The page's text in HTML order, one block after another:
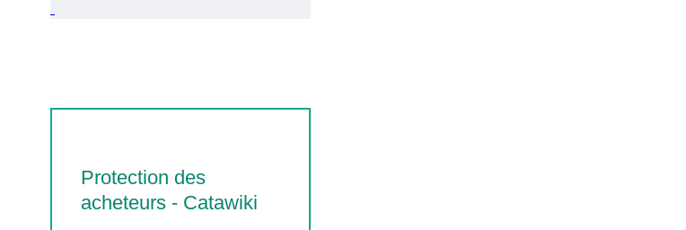
Protection des
acheteurs - Catawiki